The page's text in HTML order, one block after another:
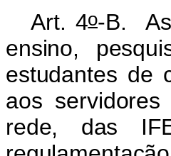
Art. 4o-B. As
ensino,
estudantes de
aos
rede, das